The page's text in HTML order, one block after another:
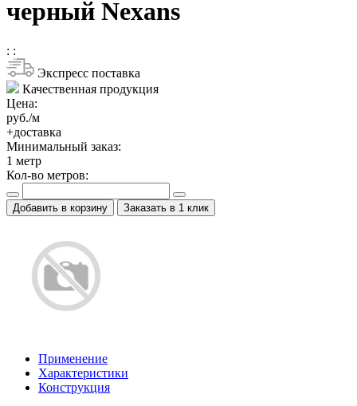
черный Nexans
: :
Экспресс поставка
Качественная продукция
Цена:
руб./м
+доставка
Минимальный заказ:
1 метр
Кол-во метров:
Добавить в корзину Заказать в 1 клик
Применение
Характеристики
Конструкция